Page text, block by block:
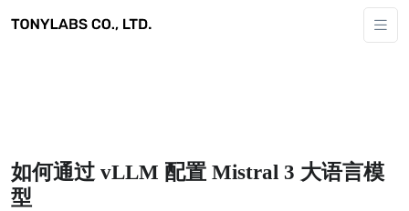
如何通过 vLLM 配置 Mistral 3 大语言模
型